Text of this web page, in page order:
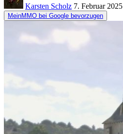
Karsten Scholz 7. Februar 2025
MeinMMO bei Google bevorzugen